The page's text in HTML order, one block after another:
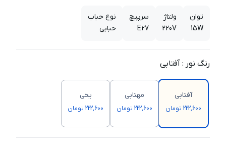
توان
15W
ولتاژ
220V
سرپیچ
E27
نوع حباب
حبابی
رنگ نور : آفتابی
آفتابی
222,600 تومان
مهتابی
222,600 تومان
یخی
222,600 تومان